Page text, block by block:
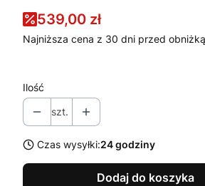
539,00 zł
Najniższa cena z 30 dni przed
Ilość
szt.
Czas wysyłki:24 godziny
Dodaj do koszyka